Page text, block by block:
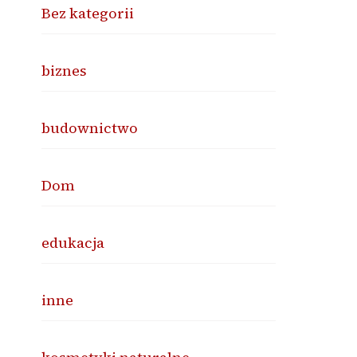
Bez kategorii
biznes
budownictwo
Dom
edukacja
inne